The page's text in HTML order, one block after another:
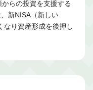
らの投資を支援する
新NISA（新しい
なり資産形成を後押し